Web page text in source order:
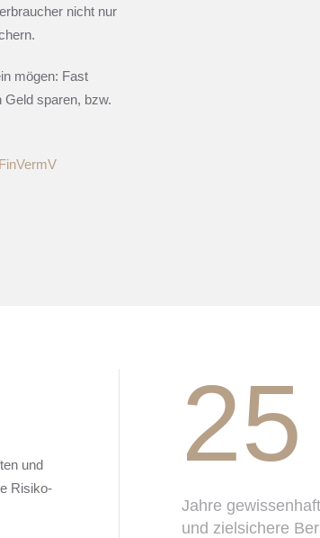
nicht nur
mögen: Fast
Geld sparen, bzw.
und
Risiko-
25
Jahre
und zielsichere